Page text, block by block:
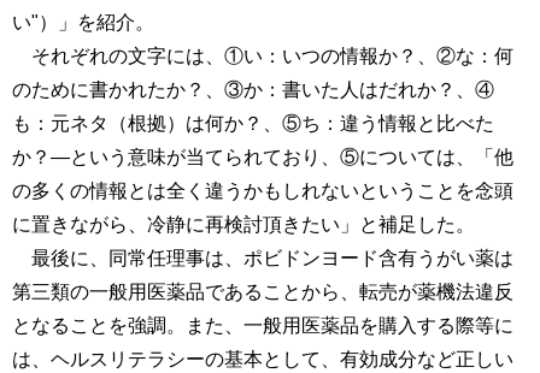
い"）」を紹介。
それぞれの文字には、①い：いつの情報か？、②な：何
のために書かれたか？、③か：書いた人はだれか？、④
も：元ネタ（根拠）は何か？、⑤ち：違う情報と比べた
か？―という意味が当てられており、⑤については、「他
の多くの情報とは全く違うかもしれないということを念頭
に置きながら、冷静に再検討頂きたい」と補足した。
最後に、同常任理事は、ポビドンヨード含有うがい薬は
第三類の一般用医薬品であることから、転売が薬機法違反
となることを強調。また、一般用医薬品を購入する際等に
は、ヘルスリテラシーの基本として、有効成分など正しい